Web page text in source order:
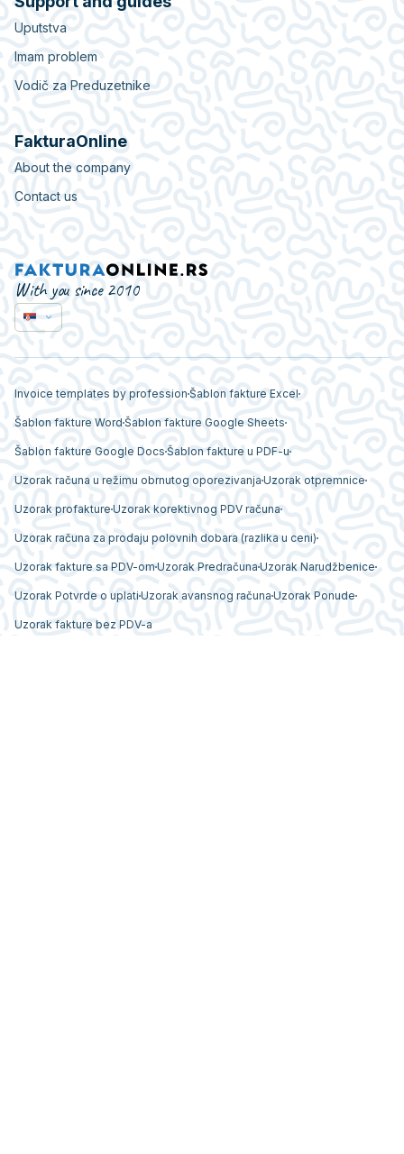
Uputstva
Imam problem
Vodič za Preduzetnike
FakturaOnline
About the company
Contact us
With you since 2010
Invoice templates by profession Šablon fakture Excel
Šablon fakture Word Šablon fakture Google Sheets
Šablon fakture Google Docs Šablon fakture u PDF-u
Uzorak računa u režimu obrnutog oporezivanja Uzorak otpremnice
Uzorak profakture Uzorak korektivnog PDV računa
Uzorak računa za prodaju polovnih dobara (razlika u ceni)
Uzorak fakture sa PDV-om Uzorak Predračuna Uzorak Narudžbenice
Uzorak Potvrde o uplati Uzorak avansnog računa Uzorak Ponude
Uzorak fakture bez PDV-a